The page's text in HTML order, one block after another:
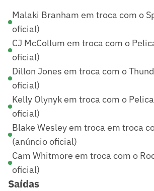
Malaki Branham em troca com o
oficial)
CJ McCollum em troca com o
oficial)
Dillon Jones em troca com o
oficial)
Kelly Olynyk em troca com o
oficial)
Blake Wesley em troca em troca
(anúncio oficial)
Cam Whitmore em troca com o
oficial)
Saídas